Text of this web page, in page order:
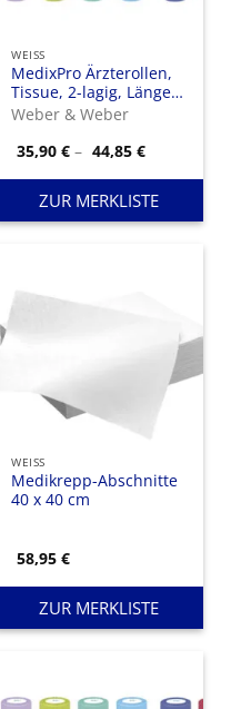
WEISS
MedixPro Ärzterollen,
Tissue, 2-lagig, Länge
50 m weiß
Weber & Weber
35,90€ – 44,85€
bis
44,85 €
ZUR MERKLISTE
WEISS
Medikrepp-Abschnitte
40 x 40 cm
58,95€
ZUR MERKLISTE